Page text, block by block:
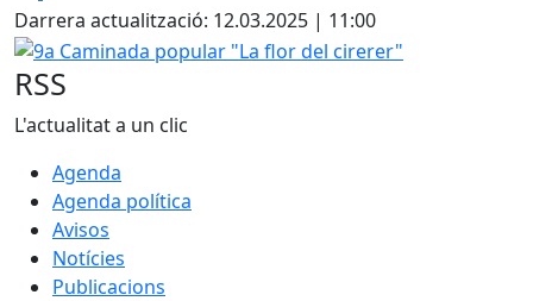
Darrera actualització: 12.03.2025 | 11:00
9a Caminada popular "La flor del cirerer"
RSS
L'actualitat a un clic
Agenda
Agenda política
Avisos
Notícies
Publicacions